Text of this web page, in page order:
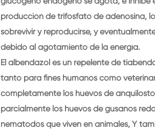
producción de trifosfato de adenosina,
sobrevivir y reproducirse, y
debido al agotamiento de la energía.
El albendazol es un repelente de
tanto para fines humanos como
completamente los huevos de
parcialmente los huevos de gusanos
nematodos que viven en animales, Y